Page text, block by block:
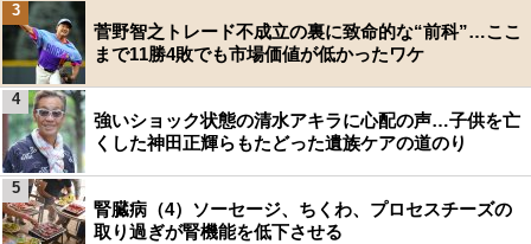
菅野智之トレード不成立の裏に致命的な“前科”…ここ
まで11勝4敗でも市場価値が低かったワケ
3
強いショック状態の清水アキラに心配の声…子供を亡
くした神田正輝らもたどった遺族ケアの道のり
4
腎臓病（4）ソーセージ、ちくわ、プロセスチーズの
取り過ぎが腎機能を低下させる
5